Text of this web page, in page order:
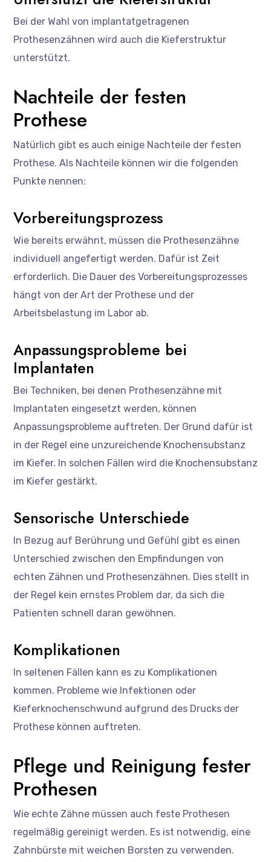
Bei der Wahl von implantatgetragenen
Prothesenzähnen wird auch die Kieferstruktur
unterstützt.
Nachteile der festen
Prothese
Natürlich gibt es auch einige Nachteile der festen
Prothese. Als Nachteile können wir die folgenden
Punkte nennen:
Vorbereitungsprozess
Wie bereits erwähnt, müssen die Prothesenzähne
individuell angefertigt werden. Dafür ist Zeit
erforderlich. Die Dauer des Vorbereitungsprozesses
hängt von der Art der Prothese und der
Arbeitsbelastung im Labor ab.
Anpassungsprobleme bei
Implantaten
Bei Techniken, bei denen Prothesenzähne mit
Implantaten eingesetzt werden, können
Anpassungsprobleme auftreten. Der Grund dafür ist
in der Regel eine unzureichende Knochensubstanz
im Kiefer. In solchen Fällen wird die Knochensubstanz
im Kiefer gestärkt.
Sensorische Unterschiede
In Bezug auf Berührung und Gefühl gibt es einen
Unterschied zwischen den Empfindungen von
echten Zähnen und Prothesenzähnen. Dies stellt in
der Regel kein ernstes Problem dar, da sich die
Patienten schnell daran gewöhnen.
Komplikationen
In seltenen Fällen kann es zu Komplikationen
kommen. Probleme wie Infektionen oder
Kieferknochenschwund aufgrund des Drucks der
Prothese können auftreten.
Pflege und Reinigung fester
Prothesen
Wie echte Zähne müssen auch feste Prothesen
regelmäßig gereinigt werden. Es ist notwendig, eine
Zahnbürste mit weichen Borsten zu verwenden.